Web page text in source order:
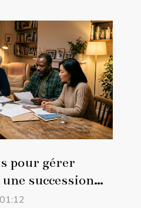
pour gérer
succession